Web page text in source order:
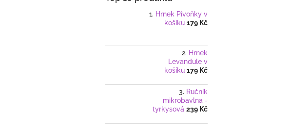
Hrnek Pivoňky v
košíku 179 Kč
Hrnek
Levandule v
košíku 179 Kč
Ručník
mikrobavlna -
tyrkysová 239 Kč